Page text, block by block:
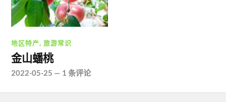
地区特产,旅游常识
金山蟠桃
2022-05-25 — 1 条评论